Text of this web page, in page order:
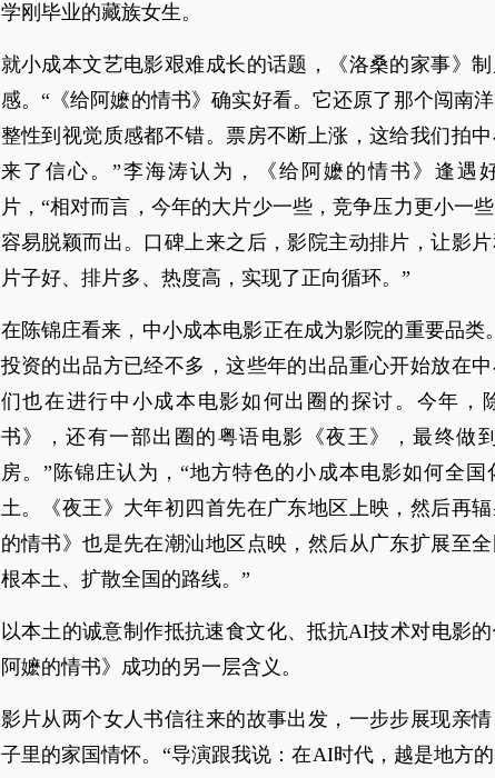
学刚毕业的藏族女生。
就小成本文艺电影艰难成长的话题，《洛桑的家事》
感。“《给阿嬷的情书》确实好看。它还原了那个闯南
整性到视觉质感都不错。票房不断上涨，这给我们拍
来了信心。”李海涛认为，《给阿嬷的情书》逢遇
片，“相对而言，今年的大片少一些，竞争压力更小一
容易脱颖而出。口碑上来之后，影院主动排片，让影片
片子好、排片多、热度高，实现了正向循环。”
在陈锦庄看来，中小成本电影正在成为影院的重要品类
投资的出品方已经不多，这些年的出品重心开始放在
们也在进行中小成本电影如何出圈的探讨。今年，
书》，还有一部出圈的粤语电影《夜王》，最终做
房。”陈锦庄认为，“地方特色的小成本电影如何全国
土。《夜王》大年初四首先在广东地区上映，然后再
的情书》也是先在潮汕地区点映，然后从广东扩展至
根本土、扩散全国的路线。”
以本土的诚意制作抵抗速食文化、抵抗AI技术对电影
阿嬷的情书》成功的另一层含义。
影片从两个女人书信往来的故事出发，一步步展现亲
子里的家国情怀。“导演跟我说：在AI时代，越是地方